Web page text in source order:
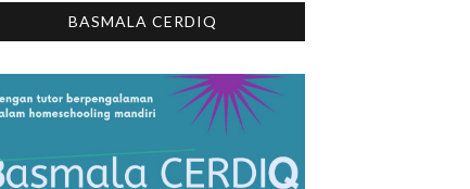
BASMALA CERDIQ